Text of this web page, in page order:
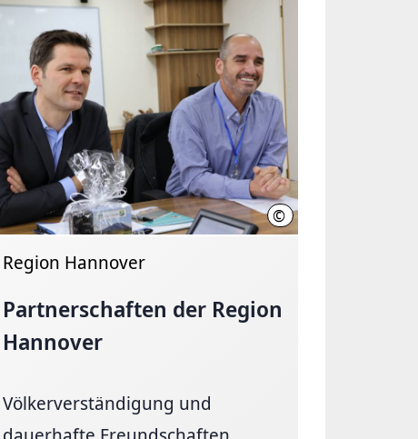
/ O © Region Hannover /
Region Hannover
Partnerschaften der Region
Hannover
Völkerverständigung und